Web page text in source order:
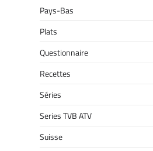
Pays-Bas
Plats
Questionnaire
Recettes
Séries
Series TVB ATV
Suisse